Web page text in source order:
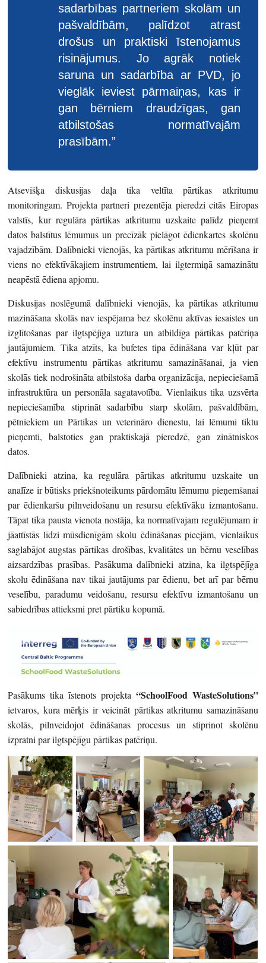
sadarbības partneriem skolām un
pašvaldībām, palīdzot atrast
drošus un praktiski īstenojamus
risinājumus. Jo agrāk notiek
saruna un sadarbība ar PVD, jo
vieglāk ieviest pārmaiņas, kas ir
gan bērniem draudzīgas, gan
atbilstošas normatīvajām
prasībām.”
Atsevišķa diskusijas daļa tika veltīta pārtikas atkritumu
monitoringam. Projekta partneri prezentēja pieredzi citās Eiropas
valstīs, kur regulāra pārtikas atkritumu uzskaite palīdz pieņemt
datos balstītus lēmumus un precīzāk pielāgot ēdienkartes skolēnu
vajadzībām. Dalībnieki vienojās, ka pārtikas atkritumu mērīšana ir
viens no efektīvākajiem instrumentiem, lai ilgtermiņā samazinātu
neapēstā ēdiena apjomu.
Diskusijas noslēgumā dalībnieki vienojās, ka pārtikas atkritumu
mazināšana skolās nav iespējama bez skolēnu aktīvas iesaistes un
izglītošanas par ilgtspējīga uztura un atbildīga pārtikas patēriņa
jautājumiem. Tika atzīts, ka bufetes tipa ēdināšana var kļūt par
efektīvu instrumentu pārtikas atkritumu samazināšanai, ja vien
skolās tiek nodrošināta atbilstoša darba organizācija, nepieciešamā
infrastruktūra un personāla sagatavotība. Vienlaikus tika uzsvērta
nepieciešamība stiprināt sadarbību starp skolām, pašvaldībām,
pētniekiem un Pārtikas un veterināro dienestu, lai lēmumi tiktu
pieņemti, balstoties gan praktiskajā pieredzē, gan zinātniskos
datos.
Dalībnieki atzina, ka regulāra pārtikas atkritumu uzskaite un
analīze ir būtisks priekšnoteikums pārdomātu lēmumu pieņemšanai
par ēdienkaršu pilnveidošanu un resursu efektīvāku izmantošanu.
Tāpat tika pausta vienota nostāja, ka normatīvajam regulējumam ir
jāattīstās līdzi mūsdienīgām skolu ēdināšanas pieejām, vienlaikus
saglabājot augstas pārtikas drošības, kvalitātes un bērnu veselības
aizsardzības prasības. Pasākuma dalībnieki atzina, ka ilgtspējīga
skolu ēdināšana nav tikai jautājums par ēdienu, bet arī par bērnu
veselību, paradumu veidošanu, resursu efektīvu izmantošanu un
sabiedrības attieksmi pret pārtiku kopumā.
Pasākums tika īstenots projekta “SchoolFood WasteSolutions”
ietvaros, kura mērķis ir veicināt pārtikas atkritumu samazināšanu
skolās, pilnveidojot ēdināšanas procesus un stiprinot skolēnu
izpratni par ilgtspējīgu pārtikas patēriņu.